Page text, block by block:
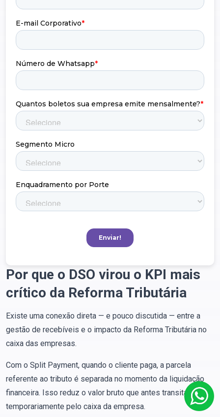
Por que o DSO virou o KPI mais
crítico da Reforma Tributária
Existe uma conexão direta — e pouco discutida — entre a
gestão de recebíveis e o impacto da Reforma Tributária no
caixa das empresas.
Com o Split Payment, quando o cliente paga, a parcela
referente ao tributo é separada no momento da liquidação
financeira. Isso reduz o valor bruto que antes transitava
temporariamente pelo caixa da empresa.